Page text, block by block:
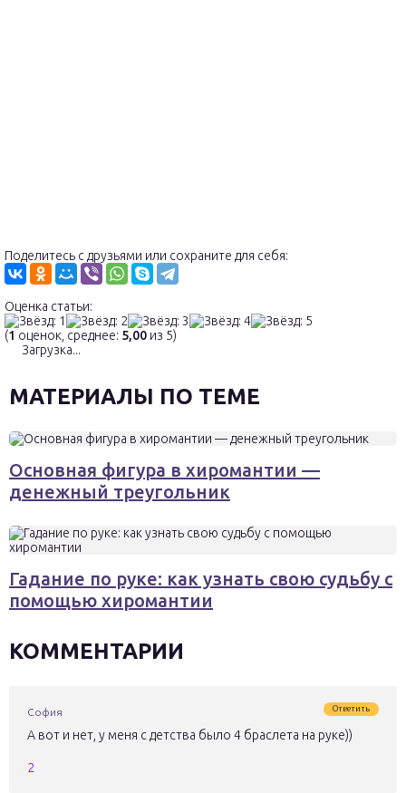
Поделитесь с друзьями или сохраните для себя:
Оценка статьи:
(1 оценок, среднее: 5,00 из 5)
Загрузка...
МАТЕРИАЛЫ ПО ТЕМЕ
Основная фигура в хиромантии —
денежный треугольник
Гадание по руке: как узнать свою судьбу с
помощью хиромантии
КОММЕНТАРИИ
София Ответить
А вот и нет, у меня с детства было 4 браслета на руке))
2